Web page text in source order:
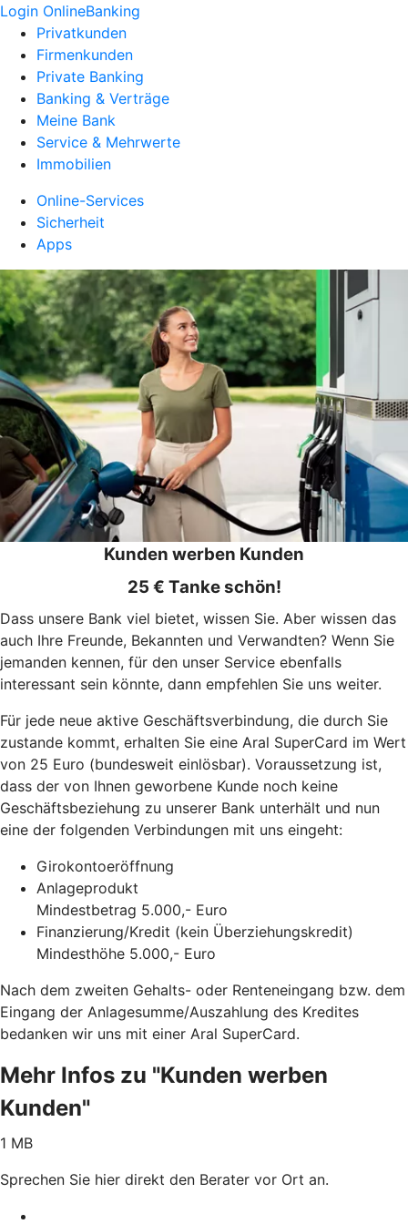
Login OnlineBanking
Privatkunden
Firmenkunden
Private Banking
Banking & Verträge
Meine Bank
Service & Mehrwerte
Immobilien
Online-Services
Sicherheit
Apps
Kunden werben Kunden
25 € Tanke schön!
Dass unsere Bank viel bietet, wissen Sie. Aber wissen das
auch Ihre Freunde, Bekannten und Verwandten? Wenn Sie
jemanden kennen, für den unser Service ebenfalls
interessant sein könnte, dann empfehlen Sie uns weiter.
Für jede neue aktive Geschäftsverbindung, die durch Sie
zustande kommt, erhalten Sie eine Aral SuperCard im Wert
von 25 Euro (bundesweit einlösbar). Voraussetzung ist,
dass der von Ihnen geworbene Kunde noch keine
Geschäftsbeziehung zu unserer Bank unterhält und nun
eine der folgenden Verbindungen mit uns eingeht:
Girokontoeröffnung
Anlageprodukt
Mindestbetrag 5.000,- Euro
Finanzierung/Kredit (kein Überziehungskredit)
Mindesthöhe 5.000,- Euro
Nach dem zweiten Gehalts- oder Renteneingang bzw. dem
Eingang der Anlagesumme/Auszahlung des Kredites
bedanken wir uns mit einer Aral SuperCard.
Mehr Infos zu "Kunden werben
Kunden"
1 MB
Sprechen Sie hier direkt den Berater vor Ort an.